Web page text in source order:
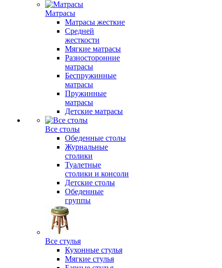
Матрасы
Матрасы жесткие
Средней
жесткости
Мягкие матрасы
Разносторонние
матрасы
Беспружинные
матрасы
Пружинные
матрасы
Детские матрасы
Все столы
Обеденные столы
Журнальные
столики
Туалетные
столики и консоли
Детские столы
Обеденные
группы
Все стулья
Кухонные стулья
Мягкие стулья